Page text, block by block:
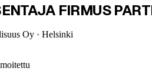
FIRMUS
Oy · Helsinki